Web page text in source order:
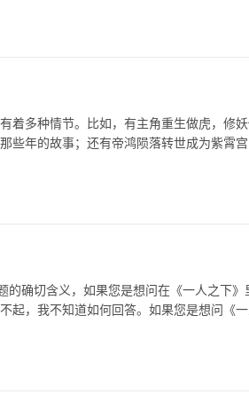
着多种情节。比如，有主角重生做虎，修妖
些年的故事；还有帝鸿陨落转世成为紫霄宫
的确切含义，如果您是想问在《一人之下》
起，我不知道如何回答。如果您是想问《